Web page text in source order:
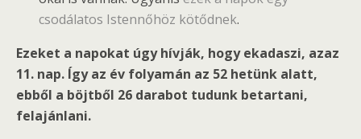
csodálatos Istennőhöz kötődnek.
Ezeket a napokat úgy hívják, hogy ekadaszi, azaz
11. nap. Így az év folyamán az 52 hetünk alatt,
ebből a böjtből 26 darabot tudunk betartani,
felajánlani.